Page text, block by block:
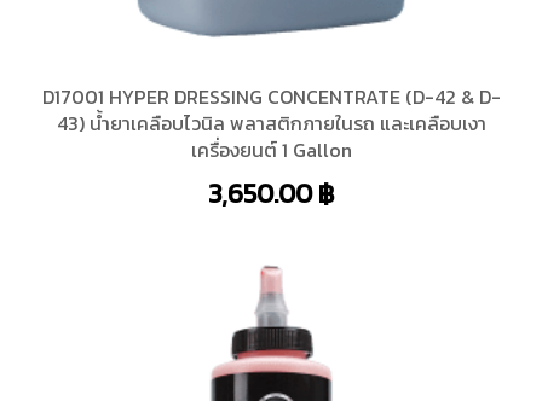
D17001 HYPER DRESSING CONCENTRATE (D-42 & D-
43) น้ำยาเคลือบไวนิล พลาสติกภายในรถ และเคลือบเงา
เครื่องยนต์ 1 Gallon
3,650.00฿